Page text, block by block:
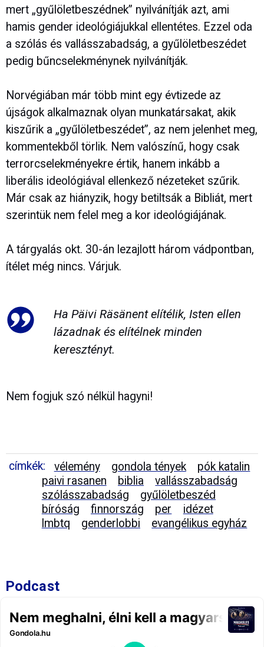
mert „gyűlöletbeszédnek” nyilvánítják azt, ami
hamis gender ideológiájukkal ellentétes. Ezzel oda
a szólás és vallásszabadság, a gyűlöletbeszédet
pedig bűncselekménynek nyilvánítják.
Norvégiában már több mint egy évtizede az
újságok alkalmaznak olyan munkatársakat, akik
kiszűrik a „gyűlöletbeszédet”, az nem jelenhet meg,
kommentekből törlik. Nem valószínű, hogy csak
terrorcselekményekre értik, hanem inkább a
liberális ideológiával ellenkező nézeteket szűrik.
Már csak az hiányzik, hogy betiltsák a Bibliát, mert
szerintük nem felel meg a kor ideológiájának.
A tárgyalás okt. 30-án lezajlott három vádpontban,
ítélet még nincs. Várjuk.
Ha Päivi Räsänent elítélik, Isten ellen
lázadnak és elítélnek minden
keresztényt.
Nem fogjuk szó nélkül hagyni!
címkék: vélemény gondola tények
pók katalin
paivi rasanen
biblia
vallásszabadság
szólásszabadság
gyűlöletbeszéd
bíróság
finnország per
idézet
lmbtq
genderlobbi evangélikus egyház
Podcast